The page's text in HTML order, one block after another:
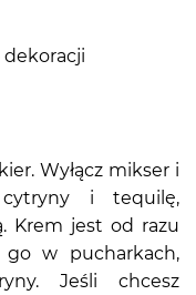
dekoracji
Wyłącz mikser i
i tequilę,
Krem jest od razu
w pucharkach,
Jeśli chcesz